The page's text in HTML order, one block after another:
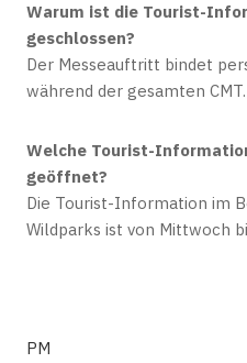
Warum ist die Tourist-
geschlossen?
Der Messeauftritt bindet
während der gesamten CMT.
Welche Tourist-
geöffnet?
Die Tourist-Information im
Wildparks ist von Mittwoch
PM